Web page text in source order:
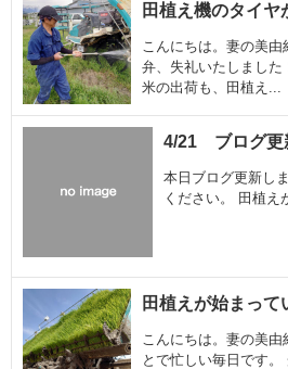
田植え機のタイヤ
こんにちは。妻の美
弁、失礼いたしました
米の出荷も、田植え...
4/21 ブログ更
本日ブログ更新し
ください。 田植え
田植えが始まって
こんにちは。妻の美由
とで忙しい毎日です